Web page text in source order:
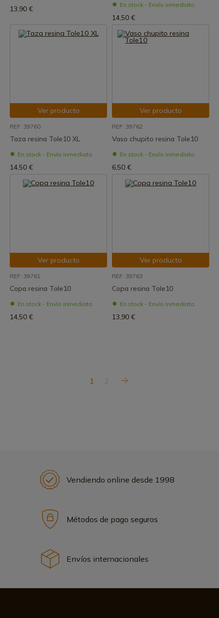
13,90 € En stock - Envío inmediato
14,50 €
Ver producto
REF: 39760
Taza resina Tole10 XL
En stock - Envío inmediato
14,50 €
Ver producto
REF: 39762
Vaso chupito resina Tole10
En stock - Envío inmediato
6,50 €
Ver producto
REF: 39761
Copa resina Tole10
En stock - Envío inmediato
14,50 €
Ver producto
REF: 39763
Copa resina Tole10
En stock - Envío inmediato
13,90 €
1 2
Vendiendo online desde 1998
Métodos de pago seguros
Envíos internacionales